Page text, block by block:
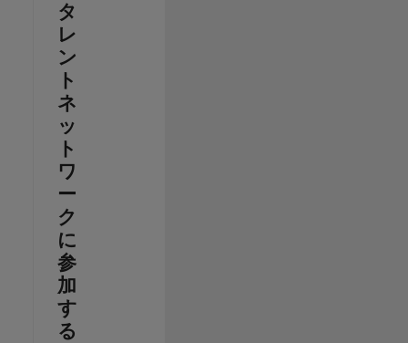
タ
レ
ン
ト
ネ
ッ
ト
ワ
ー
ク
に
参
加
す
る